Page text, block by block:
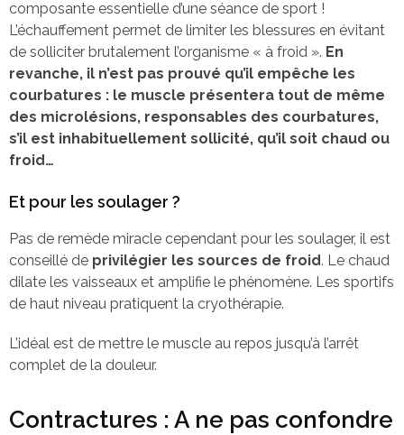
composante essentielle d’une séance de sport !
L’échauffement permet de limiter les blessures en évitant
de solliciter brutalement l’organisme « à froid ». En
revanche, il n’est pas prouvé qu’il empêche les
courbatures : le muscle présentera tout de même
des microlésions, responsables des courbatures,
s’il est inhabituellement sollicité, qu’il soit chaud ou
froid…
Et pour les soulager ?
Pas de remède miracle cependant pour les soulager, il est
conseillé de privilégier les sources de froid. Le chaud
dilate les vaisseaux et amplifie le phénomène. Les sportifs
de haut niveau pratiquent la cryothérapie.
L’idéal est de mettre le muscle au repos jusqu’à l’arrêt
complet de la douleur.
Contractures : A ne pas confondre